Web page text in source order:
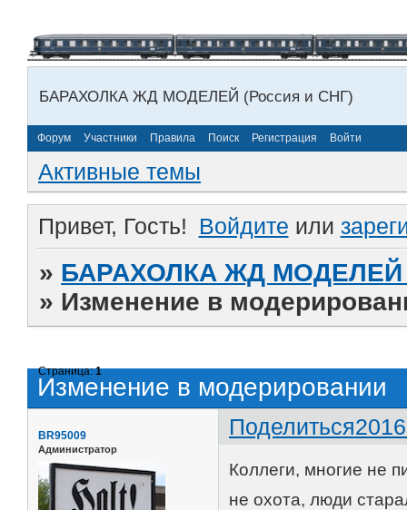
БАРАХОЛКА ЖД МОДЕЛЕЙ (Россия и СНГ)
Форум Участники Правила Поиск Регистрация Войти
Активные темы
Привет, Гость! Войдите или
» БАРАХОЛКА ЖД МОДЕЛЕЙ
» Изменение в
Изменение в модерировании
Страница:1
Поделиться
BR95009
Администратор
Коллеги, многие не
не охота, люди